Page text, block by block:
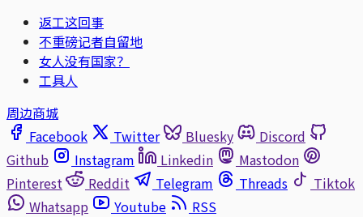
返工这回事
不重磅记者自留地
女人没有国家？
工具人
周边商城
Facebook
Twitter Bluesky
Discord
Github
Instagram Linkedin
Mastodon
Pinterest
Reddit Telegram Threads
Tiktok
Whatsapp
Youtube
RSS